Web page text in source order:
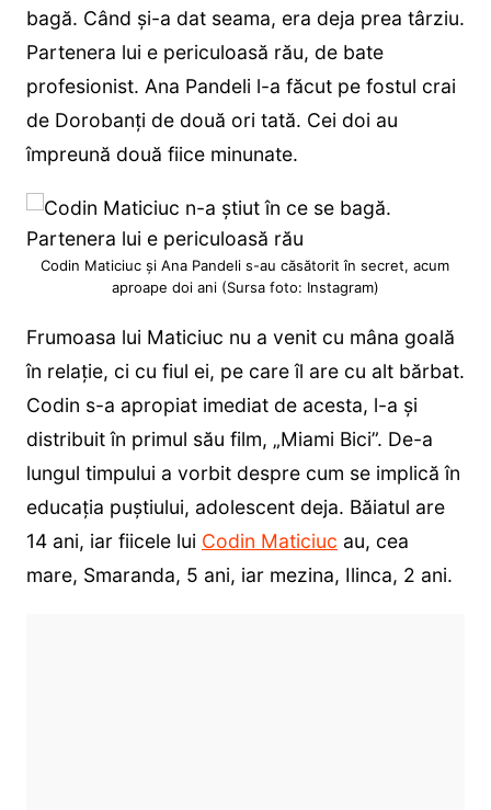
bagă. Când și-a dat seama, era deja prea târziu.
Partenera lui e periculoasă rău, de bate
profesionist. Ana Pandeli l-a făcut pe fostul crai
de Dorobanți de două ori tată. Cei doi au
împreună două fiice minunate.
Codin Maticiuc și Ana Pandeli s-au căsătorit în secret, acum
aproape doi ani (Sursa foto: Instagram)
Frumoasa lui Maticiuc nu a venit cu mâna goală
în relație, ci cu fiul ei, pe care îl are cu alt bărbat.
Codin s-a apropiat imediat de acesta, l-a și
distribuit în primul său film, „Miami Bici”. De-a
lungul timpului a vorbit despre cum se implică în
educația puștiului, adolescent deja. Băiatul are
14 ani, iar fiicele lui Codin Maticiuc au, cea
mare, Smaranda, 5 ani, iar mezina, Ilinca, 2 ani.